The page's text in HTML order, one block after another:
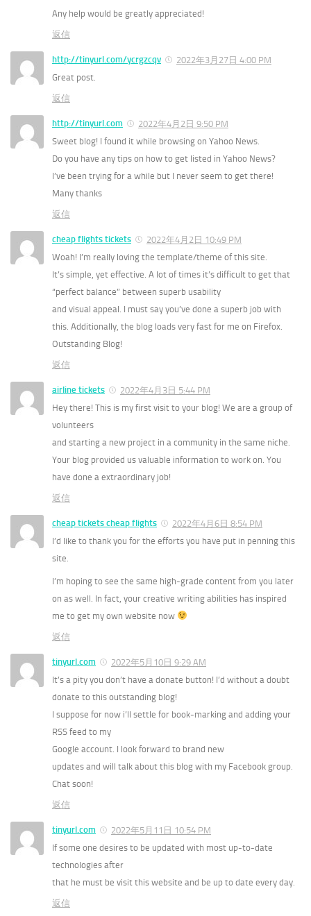
Any help would be greatly appreciated!
返信
http://tinyurl.com/ycrgzcqv
2022年3月27日 4:00 PM
Great post.
返信
http://tinyurl.com
2022年4月2日 9:50 PM
Sweet blog! I found it while browsing on Yahoo News.
Do you have any tips on how to get listed in Yahoo News?
I’ve been trying for a while but I never seem to get there!
Many thanks
返信
cheap flights tickets
2022年4月2日 10:49 PM
Woah! I’m really loving the template/theme of this site.
It’s simple, yet effective. A lot of times it’s difficult to get that
“perfect balance” between superb usability
and visual appeal. I must say you’ve done a superb job with
this. Additionally, the blog loads very fast for me on Firefox.
Outstanding Blog!
返信
airline tickets
2022年4月3日 5:44 PM
Hey there! This is my first visit to your blog! We are a group of
volunteers
and starting a new project in a community in the same niche.
Your blog provided us valuable information to work on. You
have done a extraordinary job!
返信
cheap tickets cheap flights
2022年4月6日 8:54 PM
I’d like to thank you for the efforts you have put in penning this
site.
I’m hoping to see the same high-grade content from you later
on as well. In fact, your creative writing abilities has inspired
me to get my own website now
返信
tinyurl.com
2022年5月10日 9:29 AM
It’s a pity you don’t have a donate button! I’d without a doubt
donate to this outstanding blog!
I suppose for now i’ll settle for book-marking and adding your
RSS feed to my
Google account. I look forward to brand new
updates and will talk about this blog with my Facebook group.
Chat soon!
返信
tinyurl.com
2022年5月11日 10:54 PM
If some one desires to be updated with most up-to-date
technologies after
that he must be visit this website and be up to date every day.
返信